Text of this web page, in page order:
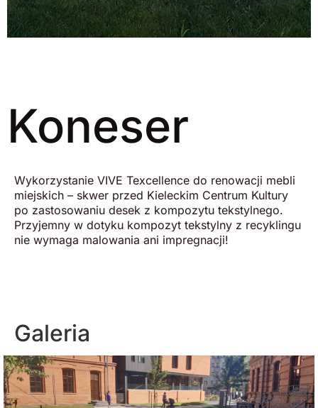
Koneser
Wykorzystanie VIVE Texcellence do renowacji mebli
miejskich – skwer przed Kieleckim Centrum Kultury
po zastosowaniu desek z kompozytu tekstylnego.
Przyjemny w dotyku kompozyt tekstylny z recyklingu
nie wymaga malowania ani impregnacji!
Galeria